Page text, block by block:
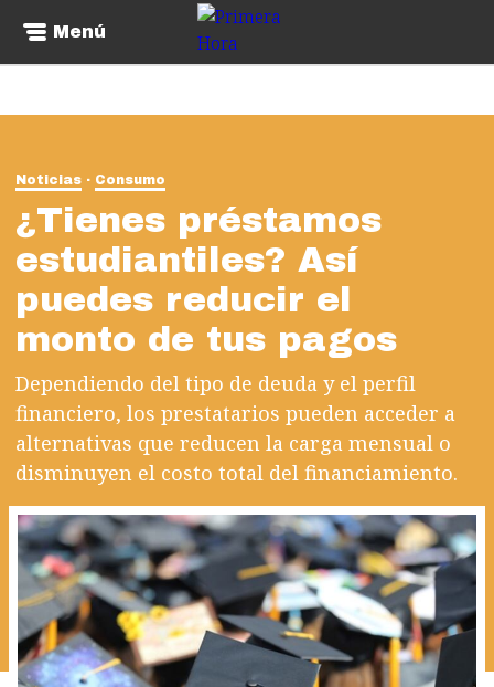
Menú
Noticias Consumo
¿Tienes préstamos
estudiantiles? Así
puedes reducir el
monto de tus pagos
Dependiendo del tipo de deuda y el perfil
financiero, los prestatarios pueden acceder a
alternativas que reducen la carga mensual o
disminuyen el costo total del financiamiento.